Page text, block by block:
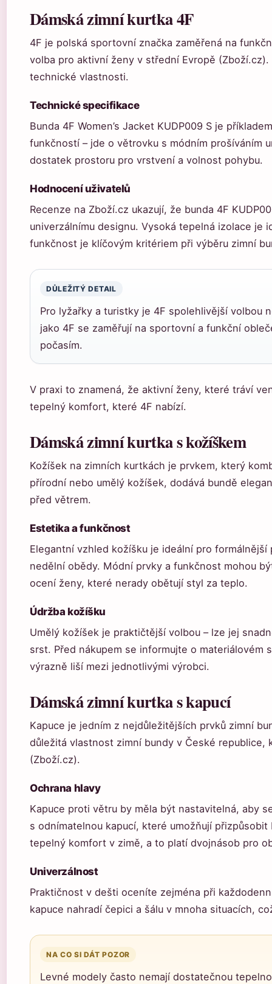
Dámská zimní kurtka 4F
4F je polská sportovní značka zaměřená na
volba pro aktivní ženy v střední Evropě
technické vlastnosti.
Technické specifikace
Bunda 4F Women’s Jacket KUDP009 S je
funkčností – jde o větrovku s módním prošíváním
dostatek prostoru pro vrstvení a volnost pohybu.
Hodnocení uživatelů
Recenze na Zboží.cz ukazují, že bunda 4F
univerzálnímu designu. Vysoká tepelná izolace je
funkčnost je klíčovým kritériem při výběru zimní
DŮLEŽITÝ DETAIL
Pro lyžařky a turistky je 4F spolehlivější volbou
jako 4F se zaměřují na sportovní a funkční
počasím.
V praxi to znamená, že aktivní ženy, které tráví
tepelný komfort, které 4F nabízí.
Dámská zimní kurtka s kožíškem
Kožíšek na zimních kurtkách je prvkem, který
přírodní nebo umělý kožíšek, dodává bundě
před větrem.
Estetika a funkčnost
Elegantní vzhled kožíšku je ideální pro
nedělní obědy. Módní prvky a funkčnost mohou
ocení ženy, které nerady obětují styl za teplo.
Údržba kožíšku
Umělý kožíšek je praktičtější volbou – lze jej
srst. Před nákupem se informujte o
výrazně liší mezi jednotlivými výrobci.
Dámská zimní kurtka s kapucí
Kapuce je jedním z nejdůležitějších prvků zimní
důležitá vlastnost zimní bundy v České
(Zboží.cz).
Ochrana hlavy
Kapuce proti větru by měla být nastavitelná, aby
s odnímatelnou kapucí, které umožňují
tepelný komfort v zimě, a to platí dvojnásob pro
Univerzálnost
Praktičnost v dešti oceníte zejména při
kapuce nahradí čepici a šálu v mnoha situacích,
NA CO SI DÁT POZOR
Levné modely často nemají dostatečnou